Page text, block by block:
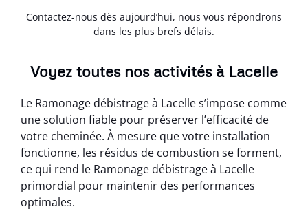
Contactez-nous dès aujourd’hui, nous vous répondrons
dans les plus brefs délais.
Voyez toutes nos activités à Lacelle
Le Ramonage débistrage à Lacelle s’impose comme
une solution fiable pour préserver l’efficacité de
votre cheminée. À mesure que votre installation
fonctionne, les résidus de combustion se forment,
ce qui rend le Ramonage débistrage à Lacelle
primordial pour maintenir des performances
optimales.